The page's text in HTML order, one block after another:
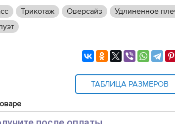
Трикотаж Оверсайз Удлиненное
ТАБЛИЦА РАЗМЕРОВ